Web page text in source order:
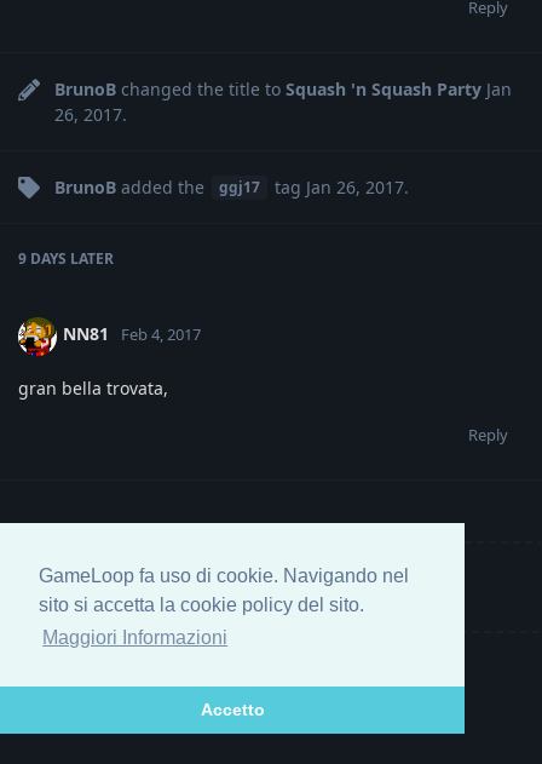
GameLoop fa uso di cookie. Navigando nel
sito si accetta la cookie policy del sito.
Maggiori Informazioni
Accetto
Reply
BrunoB changed the title to Squash 'n Squash Party Jan
26, 2017.
BrunoB added the ggj17 tag Jan 26, 2017.
9 DAYS LATER
NN81 Feb 4, 2017
gran bella trovata,
Reply
Write a Reply...